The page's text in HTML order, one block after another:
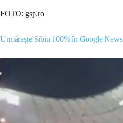
FOTO: gsp.ro
Urmărește Sibiu 100% în Google News